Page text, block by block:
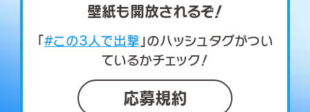
壁紙も開放されるぞ！
「#この3人で出撃 」のハッシュタグがつい
ているかチェック！
応募規約